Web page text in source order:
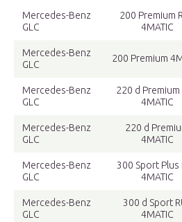
Mercedes-Benz
GLC
200 Premium
4MATIC
Mercedes-Benz
GLC
200 Premium
Mercedes-Benz
GLC
220 d Premium
4MATIC
Mercedes-Benz
GLC
220 d
4MATIC
Mercedes-Benz
GLC
300 Sport Plus
4MATIC
Mercedes-Benz
GLC
300 d Sport
4MATIC